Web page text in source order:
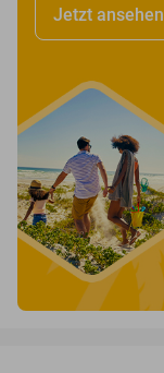
Jetzt ansehen